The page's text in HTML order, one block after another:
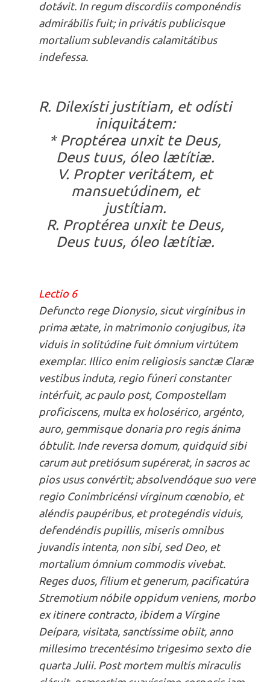
dotávit. In regum discordiis componéndis
admirábilis fuit; in privátis publicisque
mortalium sublevandis calamitátibus
indefessa.
R. Dilexísti justítiam, et odísti
iniquitátem:
* Proptérea unxit te Deus,
Deus tuus, óleo lætítiæ.
V. Propter veritátem, et
mansuetúdinem, et
justítiam.
R. Proptérea unxit te Deus,
Deus tuus, óleo lætítiæ.
Lectio 6
Defuncto rege Dionysio, sicut virgínibus in
prima ætate, in matrimonio conjugibus, ita
viduis in solitúdine fuit ómnium virtútem
exemplar. Illico enim religiosis sanctæ Claræ
vestibus induta, regio fúneri constanter
intérfuit, ac paulo post, Compostellam
proficiscens, multa ex holosérico, argénto,
auro, gemmisque donaria pro regis ánima
óbtulit. Inde reversa domum, quidquid sibi
carum aut pretiósum supérerat, in sacros ac
pios usus convértit; absolvendóque suo vere
regio Conimbricénsi vírginum cœnobio, et
aléndis paupéribus, et protegéndis viduis,
defendéndis pupillis, miseris omnibus
juvandis intenta, non sibi, sed Deo, et
mortalium ómnium commodis vivebat.
Reges duos, fílium et generum, pacificatúra
Stremotium nóbile oppidum veniens, morbo
ex itinere contracto, ibidem a Vírgine
Deípara, visitata, sanctíssime obiit, anno
millesimo trecentésimo trigesimo sexto die
quarta Julii. Post mortem multis miraculis